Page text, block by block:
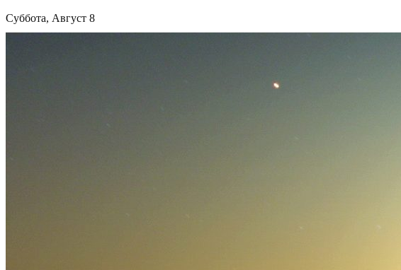
Суббота, Август 8